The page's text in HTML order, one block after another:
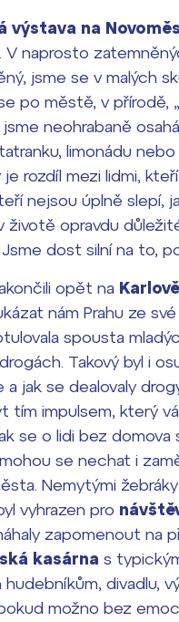
výstava na
V naprosto
jsme se v malých
po městě, v přírodě,
neohrabaně
limonádu
je rozdíl mezi lidmi,
nejsou úplně slepí,
životě opravdu
Jsme dost silní na to,
opět na
nám Prahu ze
spousta
Takový byl i
a jak se dealovaly
tím impulsem, který
se o lidi bez domova
se nechat i
Nemytými
vyhrazen pro
zapomenout na
kasárna s
hudebníkům, divadlu,
možno bez